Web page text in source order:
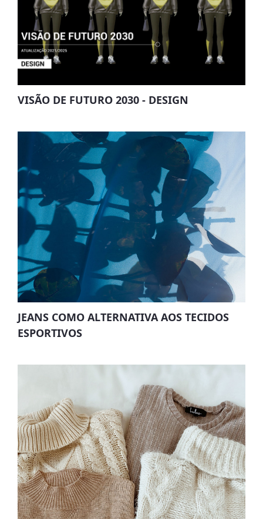
VISÃO DE FUTURO 2030 - DESIGN
JEANS COMO ALTERNATIVA AOS TECIDOS
ESPORTIVOS